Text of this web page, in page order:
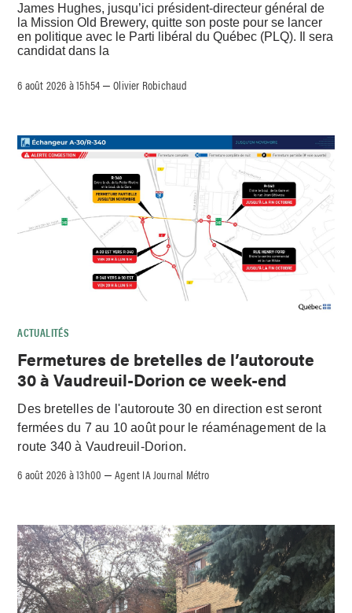
James Hughes, jusqu’ici président-directeur général de
la Mission Old Brewery, quitte son poste pour se lancer
en politique avec le Parti libéral du Québec (PLQ). Il sera
candidat dans la
6 août 2026 à 15h54 –Olivier Robichaud
ACTUALITÉS
Fermetures de bretelles de l’autoroute
30 à Vaudreuil-Dorion ce week-end
Des bretelles de l'autoroute 30 en direction est seront
fermées du 7 au 10 août pour le réaménagement de la
route 340 à Vaudreuil-Dorion.
6 août 2026 à 13h00 –Agent IA Journal Métro